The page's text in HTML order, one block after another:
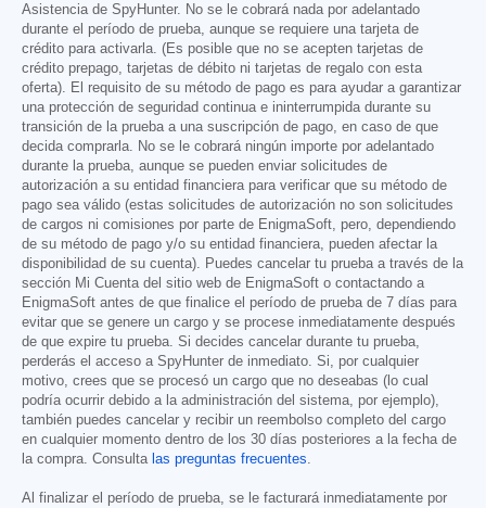
Asistencia de SpyHunter. No se le cobrará nada por adelantado
durante el período de prueba, aunque se requiere una tarjeta de
crédito para activarla. (Es posible que no se acepten tarjetas de
crédito prepago, tarjetas de débito ni tarjetas de regalo con esta
oferta). El requisito de su método de pago es para ayudar a garantizar
una protección de seguridad continua e ininterrumpida durante su
transición de la prueba a una suscripción de pago, en caso de que
decida comprarla. No se le cobrará ningún importe por adelantado
durante la prueba, aunque se pueden enviar solicitudes de
autorización a su entidad financiera para verificar que su método de
pago sea válido (estas solicitudes de autorización no son solicitudes
de cargos ni comisiones por parte de EnigmaSoft, pero, dependiendo
de su método de pago y/o su entidad financiera, pueden afectar la
disponibilidad de su cuenta). Puedes cancelar tu prueba a través de la
sección Mi Cuenta del sitio web de EnigmaSoft o contactando a
EnigmaSoft antes de que finalice el período de prueba de 7 días para
evitar que se genere un cargo y se procese inmediatamente después
de que expire tu prueba. Si decides cancelar durante tu prueba,
perderás el acceso a SpyHunter de inmediato. Si, por cualquier
motivo, crees que se procesó un cargo que no deseabas (lo cual
podría ocurrir debido a la administración del sistema, por ejemplo),
también puedes cancelar y recibir un reembolso completo del cargo
en cualquier momento dentro de los 30 días posteriores a la fecha de
la compra. Consulta las preguntas frecuentes.
Al finalizar el período de prueba, se le facturará inmediatamente por